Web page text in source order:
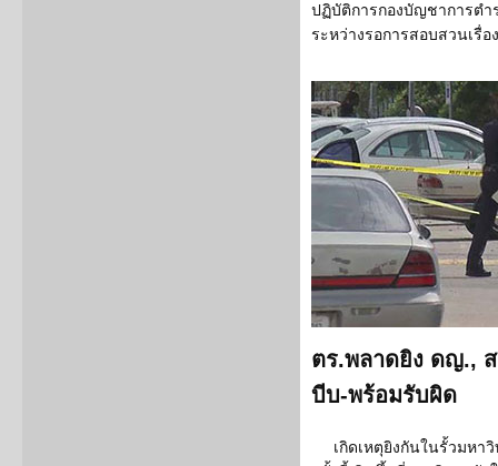
ปฏิบัติการกองบัญชาการตำ
ระหว่างรอการสอบสวนเรื่อ
ตร.พลาดยิง ดญ.,
บีบ-พร้อมรับผิด
เกิดเหตุยิงกันในรั้วมหา